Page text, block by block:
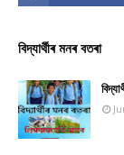
বিদ্যাৰ্থীৰ মনৰ বতৰা